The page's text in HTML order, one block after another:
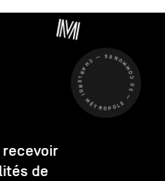
CHARLEROI MÉTROPOLE — 30 COMMUNES —
de